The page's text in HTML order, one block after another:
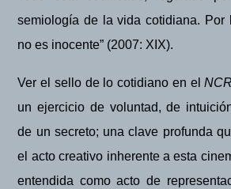
semiología de la vida cotidiana. Por
no es inocente” (2007:XIX).
Ver el sello de lo cotidiano en elNCR
un ejercicio de voluntad, de
de un secreto; una clave profunda
el acto creativo inherente a esta
entendida como acto de